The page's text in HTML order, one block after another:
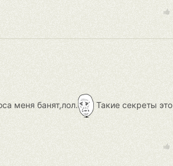
меня банят,лол. Такие секреты это